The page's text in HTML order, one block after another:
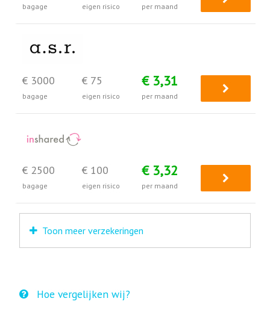
bagage eigen risico per maand
€ 3000
bagage
€ 75
eigen risico
€ 3,31
per maand
€ 2500
bagage
€ 100
eigen risico
€ 3,32
per maand
Toon meer verzekeringen
Hoe vergelijken wij?